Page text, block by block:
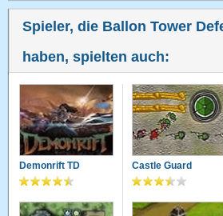
Spieler, die Ballon Tower
haben, spielten auch:
Demonrift TD Castle Guard